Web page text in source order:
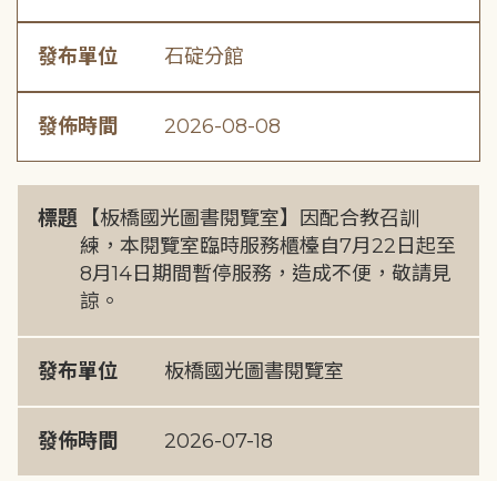
發布單位 石碇分館
發佈時間 2026-08-08
標題
【板橋國光圖書閱覽室】因配合教召訓
練，本閱覽室臨時服務櫃檯自7月22日起至
8月14日期間暫停服務，造成不便，敬請見
諒。
發布單位 板橋國光圖書閱覽室
發佈時間 2026-07-18